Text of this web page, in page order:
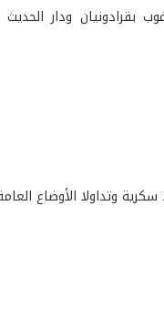
بقرادونيان ودار
وتداولا الأوضاع